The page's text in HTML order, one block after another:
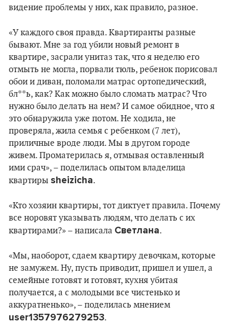
видение проблемы у них, как правило, разное.
«У каждого своя правда. Квартиранты разные
бывают. Мне за год убили новый ремонт в
квартире, засрали унитаз так, что я неделю его
отмыть не могла, порвали тюль, ребенок порисовал
обои и диван, поломали матрас ортопедический,
бл**ь, как? Как можно было сломать матрас? Что
нужно было делать на нем? И самое обидное, что я
это обнаружила уже потом. Не ходила, не
проверяла, жила семья с ребенком (7 лет),
приличные вроде люди. Мы в другом городе
живем. Проматерилась я, отмывая оставленный
ими срач», – поделилась опытом владелица
квартиры sheizicha.
«Кто хозяин квартиры, тот диктует правила. Почему
все норовят указывать людям, что делать с их
квартирами?» – написала Светлана.
«Мы, наоборот, сдаем квартиру девочкам, которые
не замужем. Ну, пусть приводит, пришел и ушел, а
семейные готовят и готовят, кухня убитая
получается, а с молодыми все чистенько и
аккуратненько», – поделилась мнением
user1357976279253.